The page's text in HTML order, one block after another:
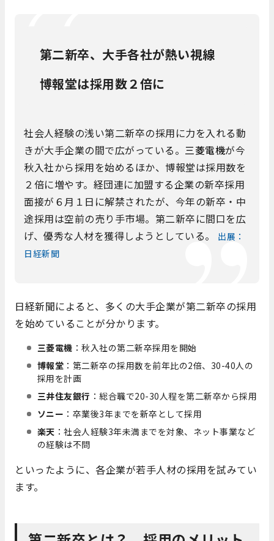
第二新卒、大手各社が熱い視線
博報堂は採用数２倍に
社会人経験の浅い第二新卒の採用に力を入れる動
きが大手企業の間で広がっている。 三菱電機が今
秋入社から採用を始めるほか、博報堂は採用数を
２倍に増やす。経団連に加盟する企業の新卒採用
面接が６月１日に解禁されたが、今年の新卒・中
途採用は空前の売り手市場。第二新卒に間口を広
げ、優秀な人材を獲得しようとしている。
出展：
日経新聞
日経新聞によると、多くの大手企業が第二新卒の採用
を始めていることが分かります。
三菱電機 ：秋入社の第二新卒採用を開始
博報堂 ：第二新卒の採用数を前年比の2倍、30-40人の
採用を計画
三井住友銀行 ：総合職で20-30人程を第二新卒から採用
ソニー ：卒業後3年までを新卒として採用
楽天 ：社会人経験3年未満までを対象、ネット事業など
の経験は不問
といったように、各企業が若手人材の採用を試みてい
ます。